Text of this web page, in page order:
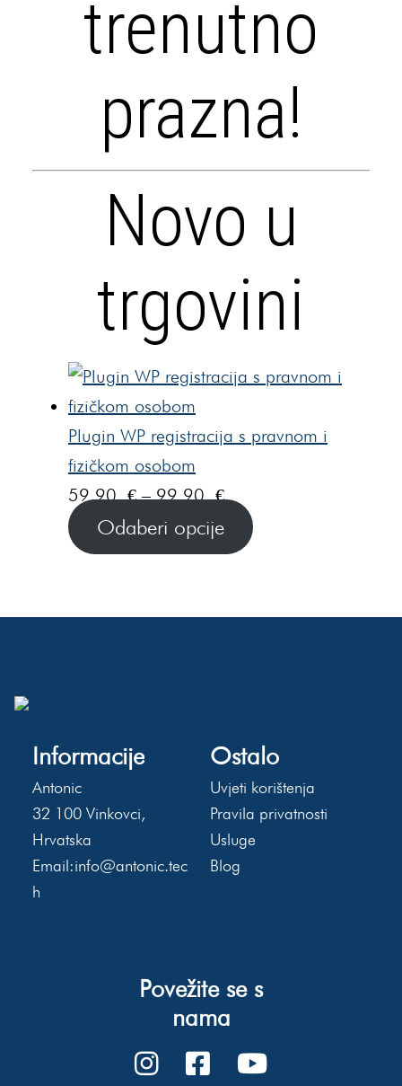
trenutno
prazna!
Novo u
trgovini
Plugin WP registracija s pravnom i
fizičkom osobom
59,90€ – 99,90€Raspon
cijena:
od
do
Odaberi opcije
Informacije
Antonic
32 100 Vinkovci,
Hrvatska
Email:info@antonic.tec
h
Ostalo
Uvjeti korištenja
Pravila privatnosti
Usluge
Blog
Povežite se s
nama